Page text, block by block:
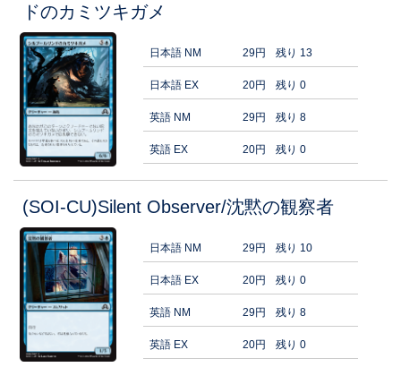
ドのカミツキガメ
日本語 NM 29円 残り 13
日本語 EX 20円 残り 0
英語 NM 29円 残り 8
英語 EX 20円 残り 0
(SOI-CU)Silent Observer/沈黙の観察者
日本語 NM 29円 残り 10
日本語 EX 20円 残り 0
英語 NM 29円 残り 8
英語 EX 20円 残り 0